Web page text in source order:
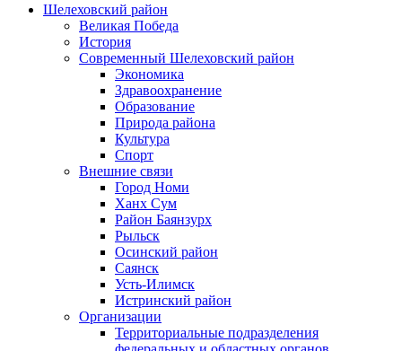
Шелеховский район
Великая Победа
История
Современный Шелеховский район
Экономика
Здравоохранение
Образование
Природа района
Культура
Спорт
Внешние связи
Город Номи
Ханх Сум
Район Баянзурх
Рыльск
Осинский район
Саянск
Усть-Илимск
Истринский район
Организации
Территориальные подразделения